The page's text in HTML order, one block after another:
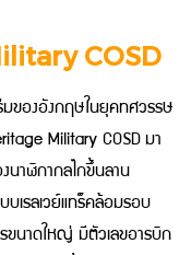
COSD
มของอังกฤษในยุคทศวรรษ
Military COSD มา
นาฬิกากลไกขึ้นลาน
เรลเวย์แทร็คล้อมรอบ
นาดใหญ่ มีตัวเลขอารบิก